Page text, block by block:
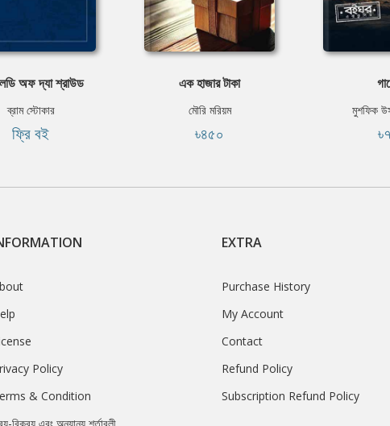
অফ দ্যা শ্রাউড
ব্রাম স্টোকার
ফ্রি বই
এক হাজার টাকা
মৌরি মরিয়ম
৳৪৫০
মুশফিক
Policy
& Condition
EXTRA
Purchase History
My Account
Contact
Refund Policy
Subscription Refund Policy